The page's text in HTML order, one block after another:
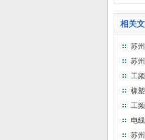
相关
苏
完
苏
频
工
故
橡
州
工
意
电
温
苏